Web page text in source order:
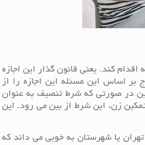
کند. یعنی قانون گذار این اجازه
اساس این مسئله این اجازه را از
در صورتی که شرط تنصیف به عنوان
زن، این شرط از بین می رود. این
یا شهرستان به خوبی می داند که